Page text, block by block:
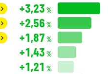
+3,23 %
+2,56 %
+1,87 %
+1,43 %
+1,21 %